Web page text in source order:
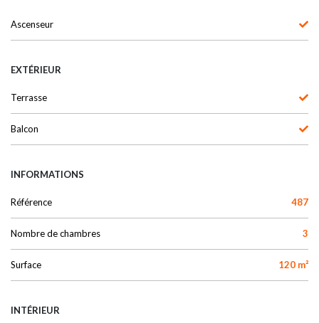
Ascenseur
EXTÉRIEUR
Terrasse
Balcon
INFORMATIONS
Référence 487
Nombre de chambres 3
Surface 120 m²
INTÉRIEUR